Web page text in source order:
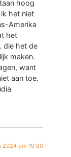
hoog
het niet
Amerika
het
die het de
maken.
want
aan toe.
2024 om 19:00